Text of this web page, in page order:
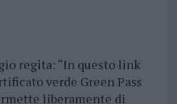
regita: “In questo link
verde Green Pass
liberamente di